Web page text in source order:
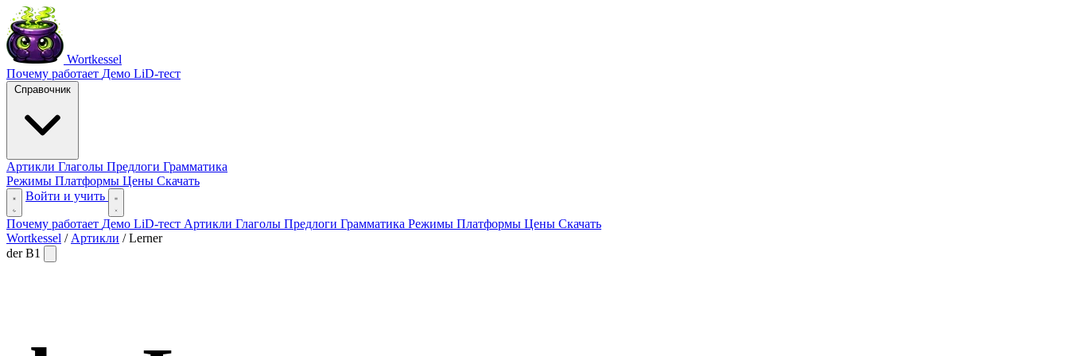
Wortkessel
Почему работает Демо LiD-тест
Справочник
Артикли Глаголы Предлоги Грамматика
Режимы Платформы Цены Скачать
Войти и учить
Почему работает Демо LiD-тест Артикли Глаголы Предлоги Грамматика Режимы Платформы Цены Скачать
Wortkessel / Артикли / Lerner
derB1